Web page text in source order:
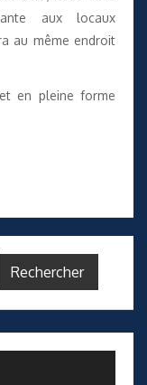
aux locaux
au même endroit
en pleine forme